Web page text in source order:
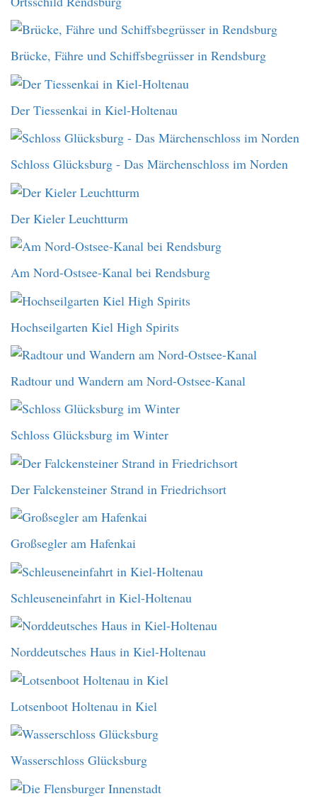
Brücke, Fähre und Schiffsbegrüsser in Rendsburg
Der Tiessenkai in Kiel-Holtenau
Schloss Glücksburg - Das Märchenschloss im Norden
Der Kieler Leuchtturm
Am Nord-Ostsee-Kanal bei Rendsburg
Hochseilgarten Kiel High Spirits
Radtour und Wandern am Nord-Ostsee-Kanal
Schloss Glücksburg im Winter
Der Falckensteiner Strand in Friedrichsort
Großsegler am Hafenkai
Schleuseneinfahrt in Kiel-Holtenau
Norddeutsches Haus in Kiel-Holtenau
Lotsenboot Holtenau in Kiel
Wasserschloss Glücksburg